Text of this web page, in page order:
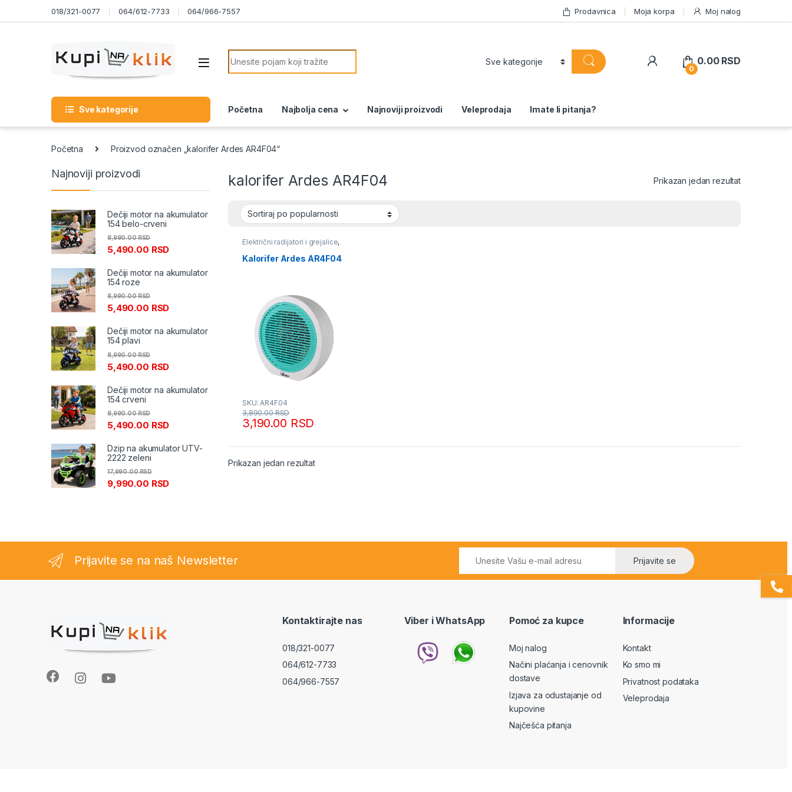
Skip to navigation018/321-0077 064/612-7733 064/966-7557 Prodavnica Moja korpa Moj nalog
Search for:
0
0.00 RSD
Sve kategorije Početna Najbolja cena Najnoviji proizvodi Veleprodaja Imate li pitanja?
Početna Proizvod označen „kalorifer Ardes AR4F04“
kalorifer Ardes AR4F04 Prikazan jedan rezultat
Električni radijatori i grejalice,
Kalorifer Ardes AR4F04
SKU: AR4F04
3,190.00 RSD
3,890.00RSD
Prikazan jedan rezultat
Najnoviji proizvodi
Dečiji motor na akumulator
154 belo-crveni
5,490.00 RSD
8,990.00RSD
Dečiji motor na akumulator
154 roze
5,490.00 RSD
8,990.00RSD
Dečiji motor na akumulator
154 plavi
5,490.00 RSD
8,990.00RSD
Dečiji motor na akumulator
154 crveni
5,490.00 RSD
8,990.00RSD
Dzip na akumulator UTV-
2222 zeleni
9,990.00 RSD
17,990.00RSD
Prijavite se na naš Newsletter Prijavite se
Kontaktirajte nas
018/321-0077
064/612-7733
064/966-7557
Viber i WhatsApp Pomoć za kupce
Moj nalog
Načini plaćanja i cenovnik
dostave
Izjava za odustajanje od
kupovine
Najčešća pitanja
Informacije
Kontakt
Ko smo mi
Privatnost podataka
Veleprodaja